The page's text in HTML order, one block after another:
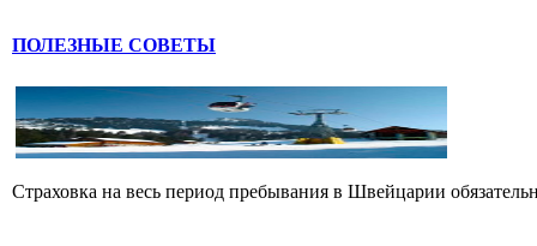
ПОЛЕЗНЫЕ СОВЕТЫ
Страховка на весь период пребывания в Швейцарии